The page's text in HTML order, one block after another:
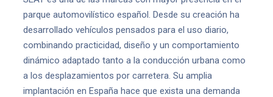
parque automovilístico español. Desde su creación ha
desarrollado vehículos pensados para el uso diario,
combinando practicidad, diseño y un comportamiento
dinámico adaptado tanto a la conducción urbana como
a los desplazamientos por carretera. Su amplia
implantación en España hace que exista una demanda